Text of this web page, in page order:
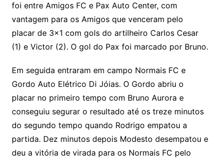
foi entre Amigos FC e Pax Auto Center, com
vantagem para os Amigos que venceram pelo
placar de 3×1 com gols do artilheiro Carlos Cesar
(1) e Victor (2). O gol do Pax foi marcado por Bruno.
Em seguida entraram em campo Normais FC e
Gordo Auto Elétrico Di Jóias. O Gordo abriu o
placar no primeiro tempo com Bruno Aurora e
conseguiu segurar o resultado até os treze minutos
do segundo tempo quando Rodrigo empatou a
partida. Dez minutos depois Modesto desempatou e
deu a vitória de virada para os Normais FC pelo